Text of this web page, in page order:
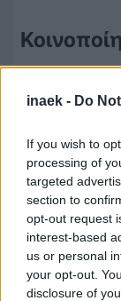
inaek - Do
If you wish to
processing of
targeted
section to
opt-out request
interest-based
us or personal
your opt-out.
disclosure of
#Ετικέτες
highlights